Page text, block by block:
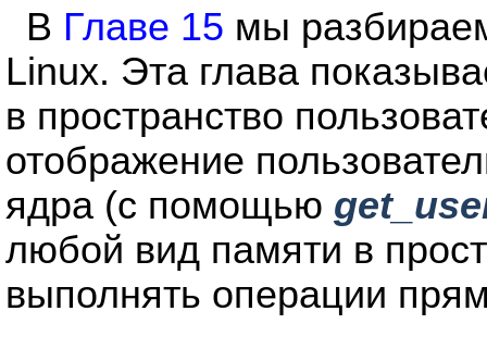
В Главе 15 мы
Linux. Эта глава
в пространство
отображение
ядра (с помощью
любой вид памяти в
выполнять операции